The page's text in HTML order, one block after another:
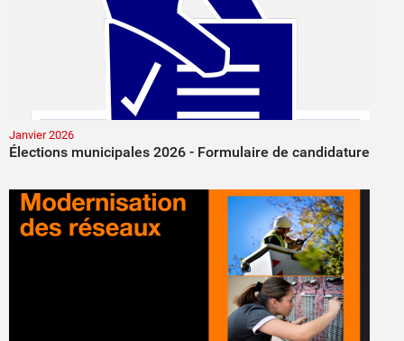
Janvier 2026
Élections municipales 2026 - Formulaire de candidature